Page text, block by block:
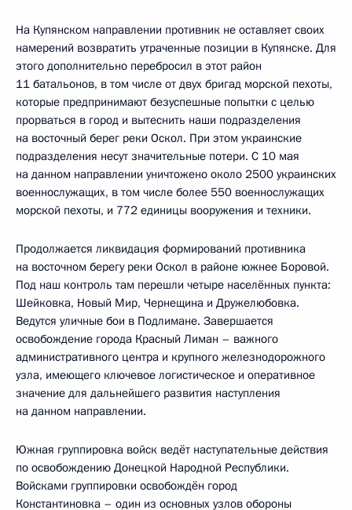
На Купянском направлении противник не оставляет своих
намерений возвратить утраченные позиции в Купянске. Для
этого дополнительно перебросил в этот район
11 батальонов, в том числе от двух бригад морской пехоты,
которые предпринимают безуспешные попытки с целью
прорваться в город и вытеснить наши подразделения
на восточный берег реки Оскол. При этом украинские
подразделения несут значительные потери. С 10 мая
на данном направлении уничтожено около 2500 украинских
военнослужащих, в том числе более 550 военнослужащих
морской пехоты, и 772 единицы вооружения и техники.
Продолжается ликвидация формирований противника
на восточном берегу реки Оскол в районе южнее Боровой.
Под наш контроль там перешли четыре населённых пункта:
Шейковка, Новый Мир, Чернещина и Дружелюбовка.
Ведутся уличные бои в Подлимане. Завершается
освобождение города Красный Лиман – важного
административного центра и крупного железнодорожного
узла, имеющего ключевое логистическое и оперативное
значение для дальнейшего развития наступления
на данном направлении.
Южная группировка войск ведёт наступательные действия
по освобождению Донецкой Народной Республики.
Войсками группировки освобождён город
Константиновка – один из основных узлов обороны